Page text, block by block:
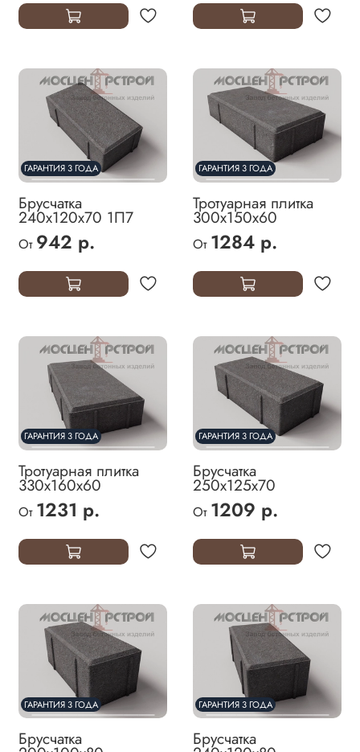
ГАРАНТИЯ 3 ГОДА
Брусчатка
240х120х70 1П7
От 942 р.
ГАРАНТИЯ 3 ГОДА
Тротуарная плитка
300х150х60
От 1284 р.
ГАРАНТИЯ 3 ГОДА
Тротуарная плитка
330х160х60
От 1231 р.
ГАРАНТИЯ 3 ГОДА
Брусчатка
250х125х70
От 1209 р.
ГАРАНТИЯ 3 ГОДА
Брусчатка
ГАРАНТИЯ 3 ГОДА
Брусчатка